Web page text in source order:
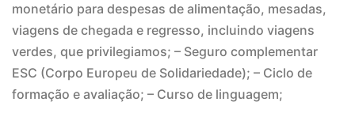
monetário para despesas de alimentação, mesadas,
viagens de chegada e regresso, incluindo viagens
verdes, que privilegiamos; – Seguro complementar
ESC (Corpo Europeu de Solidariedade); – Ciclo de
formação e avaliação; – Curso de linguagem;